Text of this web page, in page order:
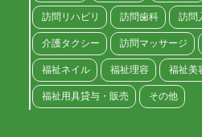
訪問リハビリ 訪問歯科 訪問
介護タクシー 訪問マッサージ
福祉ネイル 福祉理容 福祉美
福祉用具貸与・販売 その他